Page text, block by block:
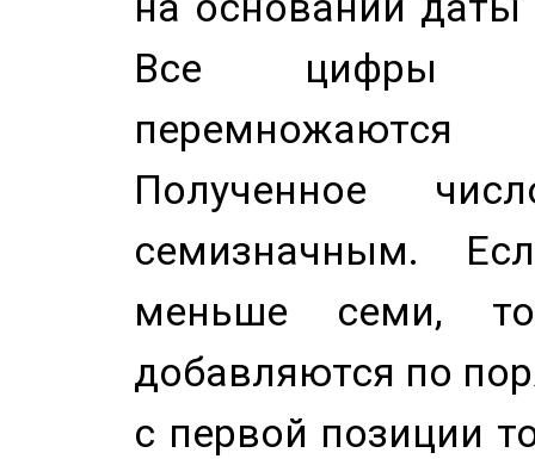
Все цифры
Полученное
семизначным.
меньше семи,
добавляются по
с первой позиции